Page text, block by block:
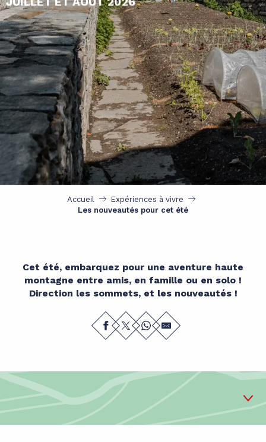
Accueil
Expériences à vivre
Les nouveautés pour cet été
Cet été, embarquez pour une aventure haute
montagne entre amis, en famille ou en solo !
Direction les sommets, et les nouveautés !